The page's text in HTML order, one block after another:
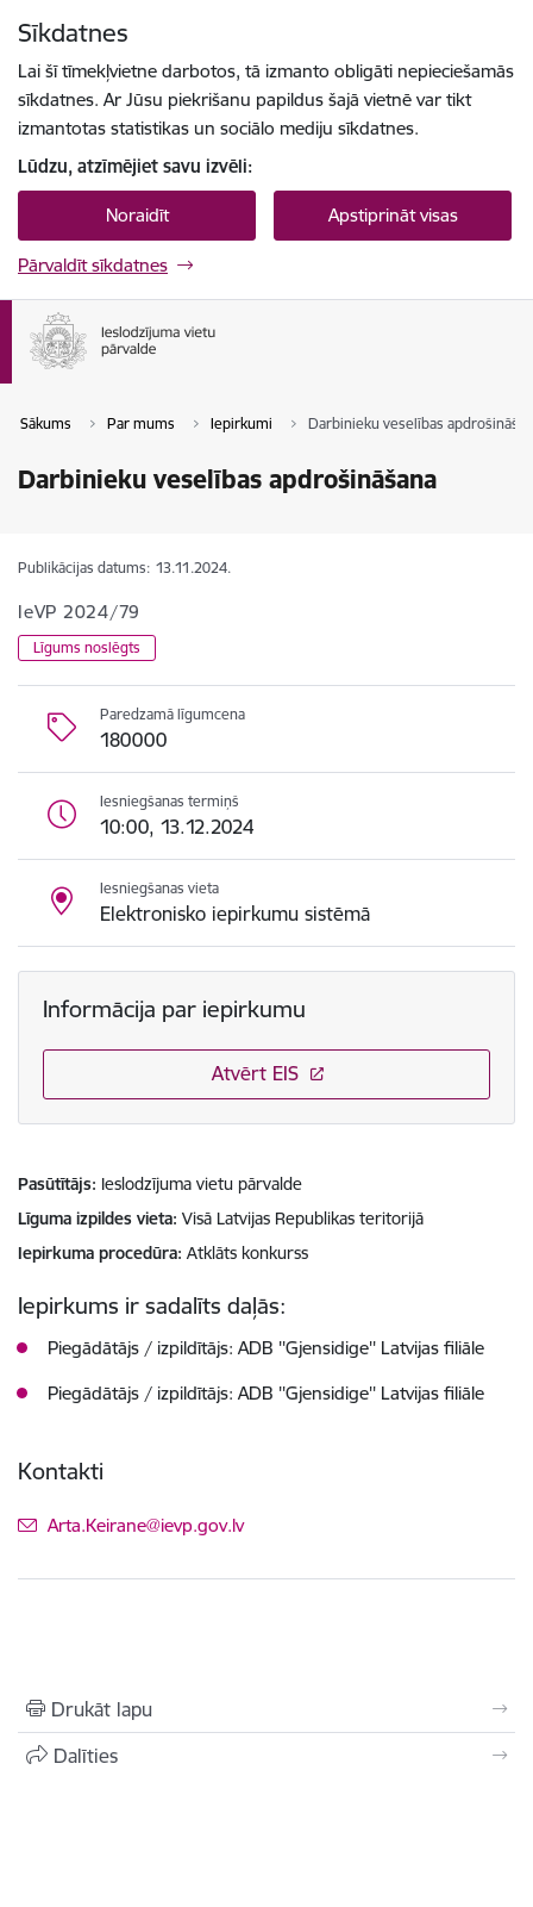
Sīkdatnes
Lai šī tīmekļvietne darbotos, tā izmanto obligāti nepieciešamās
sīkdatnes. Ar Jūsu piekrišanu papildus šajā vietnē var tikt
izmantotas statistikas un sociālo mediju sīkdatnes.
Lūdzu, atzīmējiet savu izvēli:
Noraidīt Apstiprināt visas
Pārvaldīt sīkdatnes
Sākums Par mums Iepirkumi Darbinieku veselības
Darbinieku veselības apdrošināšana
Publikācijas datums: 13.11.2024.
IeVP 2024/79
Līgums noslēgts
Paredzamā līgumcena
180000
Iesniegšanas termiņš
10:00, 13.12.2024
Iesniegšanas vieta
Elektronisko iepirkumu sistēmā
Informācija par iepirkumu
Atvērt EIS
Pasūtītājs Ieslodzījuma vietu pārvalde
Līguma izpildes vieta Visā Latvijas Republikas teritorijā
Iepirkuma procedūra Atklāts konkurss
Iepirkums ir sadalīts daļās:
Piegādātājs / izpildītājs: ADB ''Gjensidige'' Latvijas filiāle
Piegādātājs / izpildītājs: ADB ''Gjensidige'' Latvijas filiāle
Kontakti
E-pasts:
Arta.Keirane@ievp.gov.lv
Drukāt lapu
Dalīties